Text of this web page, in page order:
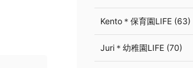
Kento＊保育園LIFE (63)
Juri＊幼稚園LIFE (70)